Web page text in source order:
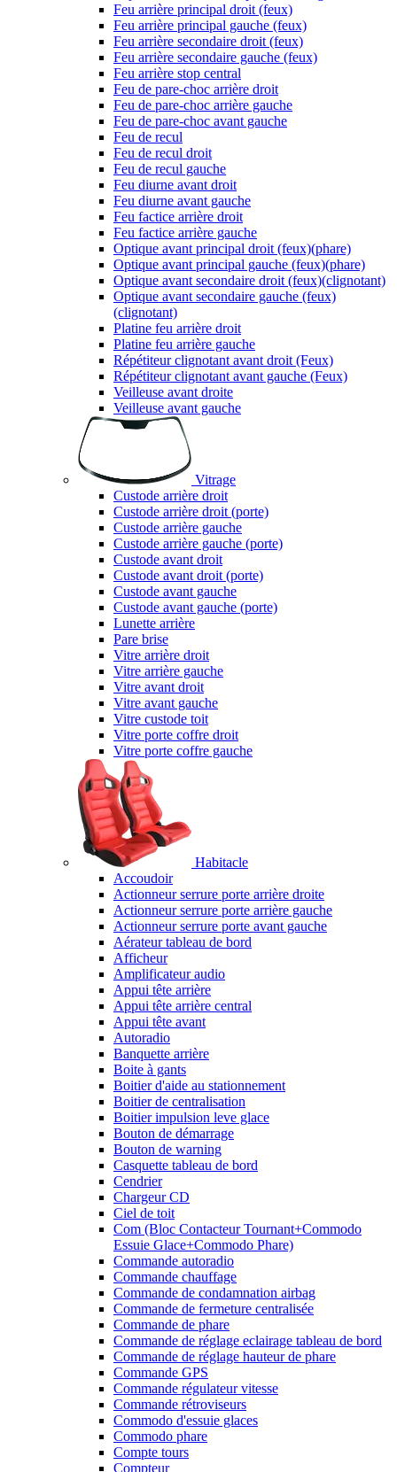
Feu arrière principal droit (feux)
Feu arrière principal gauche (feux)
Feu arrière secondaire droit (feux)
Feu arrière secondaire gauche (feux)
Feu arrière stop central
Feu de pare-choc arrière droit
Feu de pare-choc arrière gauche
Feu de pare-choc avant gauche
Feu de recul
Feu de recul droit
Feu de recul gauche
Feu diurne avant droit
Feu diurne avant gauche
Feu factice arrière droit
Feu factice arrière gauche
Optique avant principal droit (feux)(phare)
Optique avant principal gauche (feux)(phare)
Optique avant secondaire droit (feux)(clignotant)
Optique avant secondaire gauche (feux)
(clignotant)
Platine feu arrière droit
Platine feu arrière gauche
Répétiteur clignotant avant droit (Feux)
Répétiteur clignotant avant gauche (Feux)
Veilleuse avant droite
Veilleuse avant gauche
Vitrage
Custode arrière droit
Custode arrière droit (porte)
Custode arrière gauche
Custode arrière gauche (porte)
Custode avant droit
Custode avant droit (porte)
Custode avant gauche
Custode avant gauche (porte)
Lunette arrière
Pare brise
Vitre arrière droit
Vitre arrière gauche
Vitre avant droit
Vitre avant gauche
Vitre custode toit
Vitre porte coffre droit
Vitre porte coffre gauche
Habitacle
Accoudoir
Actionneur serrure porte arrière droite
Actionneur serrure porte arrière gauche
Actionneur serrure porte avant gauche
Aérateur tableau de bord
Afficheur
Amplificateur audio
Appui tête arrière
Appui tête arrière central
Appui tête avant
Autoradio
Banquette arrière
Boite à gants
Boitier d'aide au stationnement
Boitier de centralisation
Boitier impulsion leve glace
Bouton de démarrage
Bouton de warning
Casquette tableau de bord
Cendrier
Chargeur CD
Ciel de toit
Com (Bloc Contacteur Tournant+Commodo
Essuie Glace+Commodo Phare)
Commande autoradio
Commande chauffage
Commande de condamnation airbag
Commande de fermeture centralisée
Commande de phare
Commande de réglage eclairage tableau de bord
Commande de réglage hauteur de phare
Commande GPS
Commande régulateur vitesse
Commande rétroviseurs
Commodo d'essuie glaces
Commodo phare
Compte tours
Compteur